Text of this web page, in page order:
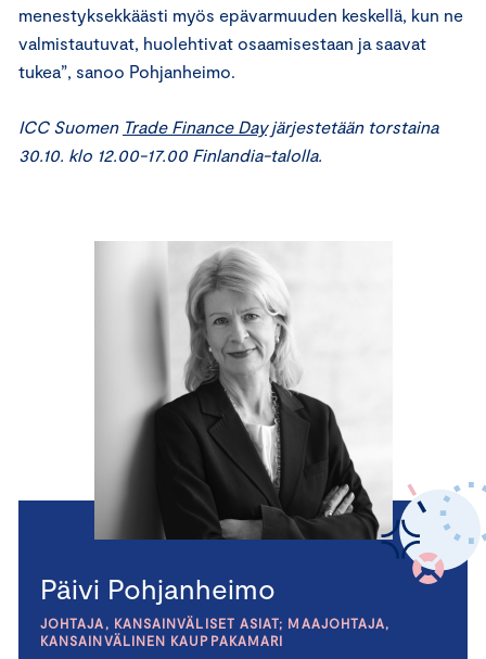
menestyksekkäästi myös epävarmuuden keskellä, kun ne
valmistautuvat, huolehtivat osaamisestaan ja saavat
tukea”, sanoo Pohjanheimo.
ICC Suomen Trade Finance Dayjärjestetään torstaina
30.10. klo 12.00-17.00 Finlandia-talolla.
Päivi Pohjanheimo
JOHTAJA, KANSAINVÄLISET ASIAT; MAAJOHTAJA,
KANSAINVÄLINEN KAUPPAKAMARI